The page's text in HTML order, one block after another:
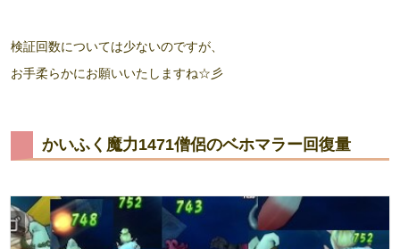
検証回数については少ないのですが、
お手柔らかにお願いいたしますね☆彡
かいふく魔力1471僧侶のベホマラー回復量